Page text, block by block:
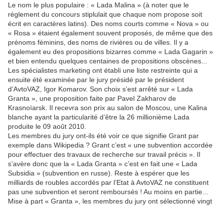
Le nom le plus populaire : « Lada Malina » (à noter que le
réglement du concours stiplulait que chaque nom propose soit
écrit en caractères latins). Des noms courts comme « Nova » ou
« Rosa » étaient également souvent proposés, de même que des
prénoms féminins, des noms de rivières ou de villes. Il y a
également eu des propositions bizarres comme « Lada Gagarin »
et bien entendu quelques centaines de propositions obscènes...
Les spécialistes marketing ont établi une liste restreinte qui a
ensuite été examinée par le jury présidé par le président
d’AvtoVAZ, Igor Komarov. Son choix s’est arrêté sur « Lada
Granta », une proposition faite par Pavel Zakharov de
Krasnoïarsk. Il recevra son prix au salon de Moscou, une Kalina
blanche ayant la particularité d’être la 26 millionième Lada
produite le 09 août 2010.
Les membres du jury ont-ils été voir ce que signifie Grant par
exemple dans Wikipedia ? Grant c’est « une subvention accordée
pour effectuer des travaux de recherche sur travail précis ». Il
s’avère donc que la « Lada Granta » c’est en fait une « Lada
Subsidia » (subvention en russe). Reste à espérer que les
milliards de roubles accordés par l’Etat à AvtoVAZ ne constituent
pas une subvention et seront remboursés ! Au moins en partie...
Mise à part « Granta », les membres du jury ont sélectionné vingt